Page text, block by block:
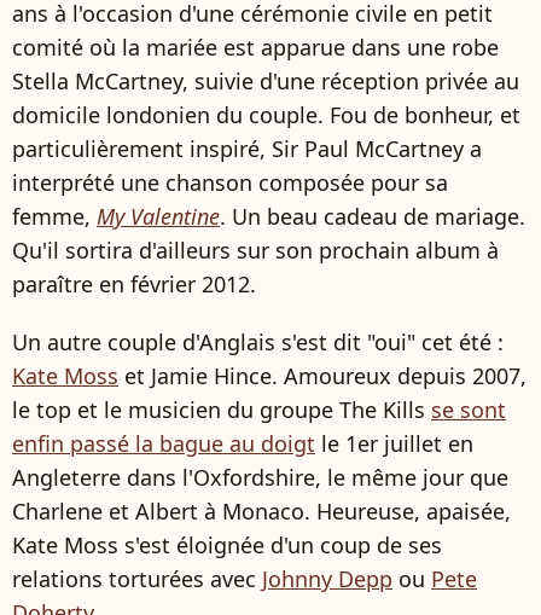
ans à l'occasion d'une cérémonie civile en petit
comité où la mariée est apparue dans une robe
Stella McCartney, suivie d'une réception privée au
domicile londonien du couple. Fou de bonheur, et
particulièrement inspiré, Sir Paul McCartney a
interprété une chanson composée pour sa
femme, My Valentine. Un beau cadeau de mariage.
Qu'il sortira d'ailleurs sur son prochain album à
paraître en février 2012.
Un autre couple d'Anglais s'est dit "oui" cet été :
Kate Moss et Jamie Hince. Amoureux depuis 2007,
le top et le musicien du groupe The Kills se sont
enfin passé la bague au doigt le 1er juillet en
Angleterre dans l'Oxfordshire, le même jour que
Charlene et Albert à Monaco. Heureuse, apaisée,
Kate Moss s'est éloignée d'un coup de ses
relations torturées avec Johnny Depp ou Pete